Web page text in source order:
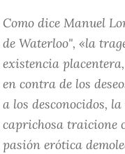
Como dice Manuel
de Waterloo", «la
existencia
en contra de los
a los desconocidos,
caprichosa traicione
pasión erótica